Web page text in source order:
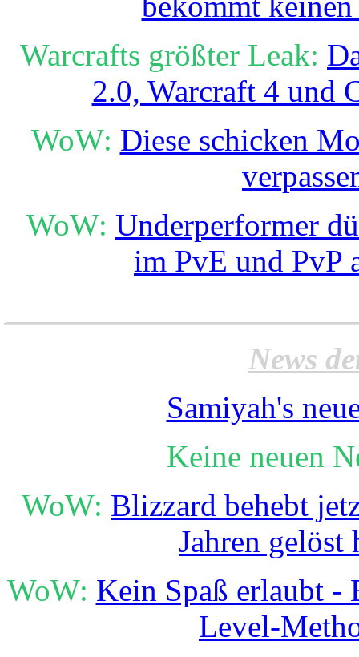
Warcrafts größter Leak:
2.0, Warcraft 4 und
WoW: Diese schicken
WoW: Underperformer
im PvE und PvP
News
Samiyah's
Keine neuen
WoW: Blizzard behebt
Jahren gelöst
WoW: Kein Spaß erlaubt -
Level-